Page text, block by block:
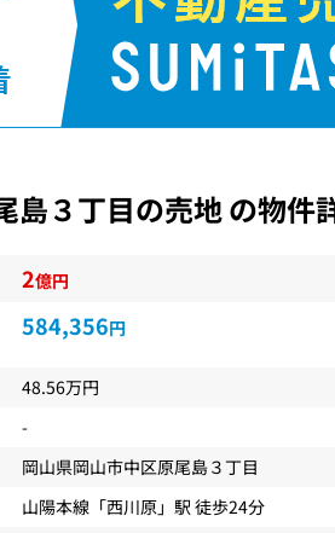
島３丁目の売地 の物件
2億円
584,356円
48.56万円
-
岡山県岡山市中区原尾島３丁目
山陽本線 「西川原」駅 徒歩24分